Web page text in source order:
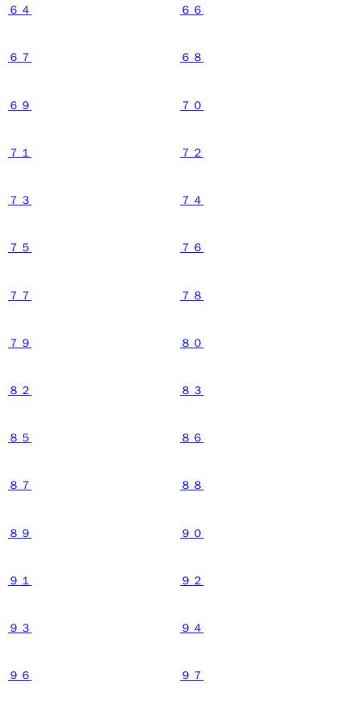
６４ ６６
６７ ６８
６９ ７０
７１ ７２
７３ ７４
７５ ７６
７７ ７８
７９ ８０
８２ ８３
８５ ８６
８７ ８８
８９ ９０
９１ ９２
９３ ９４
９６ ９７